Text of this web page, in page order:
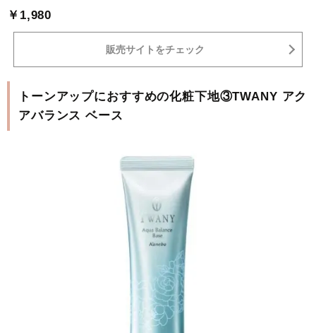
￥1,980
販売サイトをチェック
トーンアップにおすすめの化粧下地③TWANY アク
アバランス ベース